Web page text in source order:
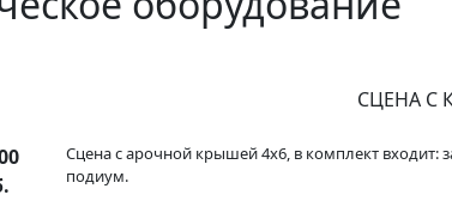
СЦЕНА С
Сцена с арочной крышей 4x6, в комплект входит:
подиум.